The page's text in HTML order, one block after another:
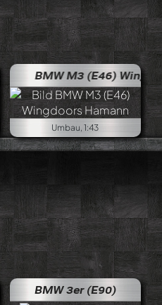
BMW M3 (E46) Wingdoors
Umbau, 1:43
BMW 3er (E90)